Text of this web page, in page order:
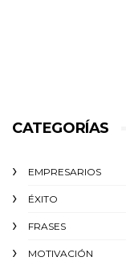
CATEGORÍAS
EMPRESARIOS
ÉXITO‬
FRASES
MOTIVACIÓN